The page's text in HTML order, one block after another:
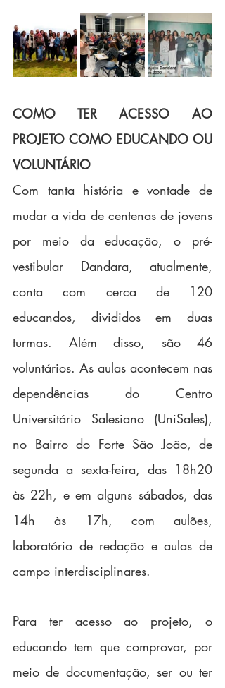
COMO TER ACESSO AO
PROJETO COMO EDUCANDO OU
VOLUNTÁRIO
Com tanta história e vontade de
mudar a vida de centenas de jovens
por meio da educação, o pré-
vestibular Dandara, atualmente,
conta com cerca de 120
educandos, divididos em duas
turmas. Além disso, são 46
voluntários. As aulas acontecem nas
dependências do Centro
Universitário Salesiano (UniSales),
no Bairro do Forte São João, de
segunda a sexta-feira, das 18h20
às 22h, e em alguns sábados, das
14h às 17h, com aulões,
laboratório de redação e aulas de
campo interdisciplinares.
Para ter acesso ao projeto, o
educando tem que comprovar, por
meio de documentação, ser ou ter